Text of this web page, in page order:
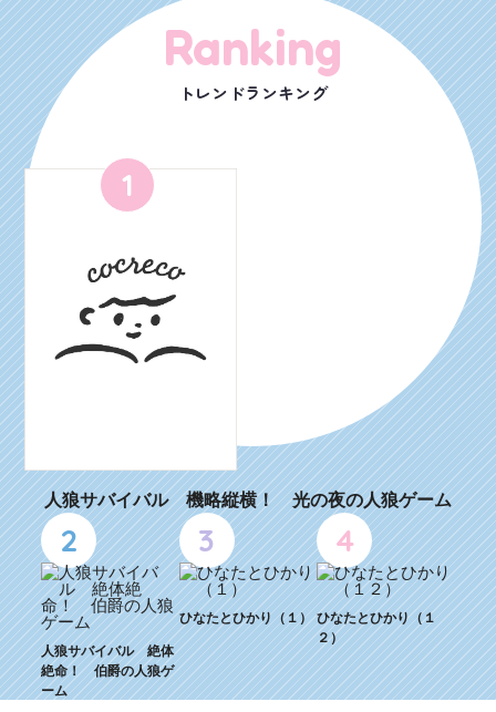
Ranking
トレンドランキング
1
人狼サバイバル 機略縦横！ 光の夜の人狼ゲーム
2
人狼サバイバル 絶体
絶命！ 伯爵の人狼ゲ
ーム
3
ひなたとひかり（１）
4
ひなたとひかり（１
２）